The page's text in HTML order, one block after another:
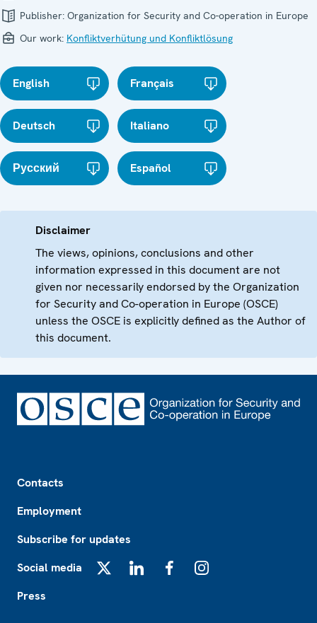
Publisher: Organization for Security and Co-operation in Europe
Our work: Konfliktverhütung und Konfliktlösung
English Français
Deutsch Italiano
Русский Español
Disclaimer
The views, opinions, conclusions and other
information expressed in this document are not
given nor necessarily endorsed by the Organization
for Security and Co-operation in Europe (OSCE)
unless the OSCE is explicitly defined as the Author of
this document.
Contacts
Employment
Subscribe for updates
Social media
Press